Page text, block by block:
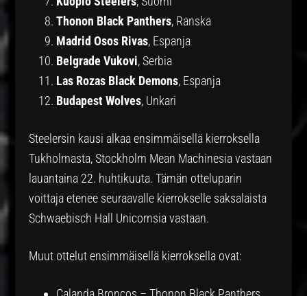
Thonon Black Panthers, Ranska
Madrid Osos Rivas, Espanja
Belgrade Vukovi, Serbia
Las Rozas Black Demons, Espanja
Budapest Wolves, Unkari
Steelersin kausi alkaa ensimmäisellä kierroksella
Tukholmasta, Stockholm Mean Machinesia vastaan
lauantaina 22. huhtikuuta. Tämän otteluparin
voittaja etenee seuraavalle kierrokselle saksalaista
Schwaebisch Hall Unicornsia vastaan.
Muut ottelut ensimmäisellä kierroksella ovat: